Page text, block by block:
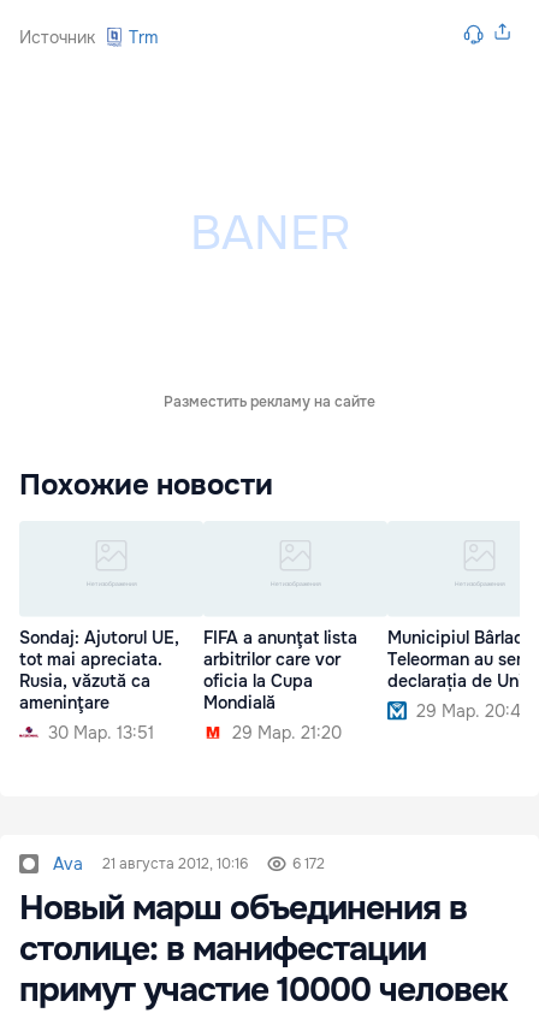
Источник Trm
Разместить рекламу на сайте
Похожие новости
Sondaj: Ajutorul UE,
tot mai apreciata.
Rusia, văzută ca
ameninţare
30 Мар. 13:51
FIFA a anunţat lista
arbitrilor care vor
oficia la Cupa
Mondială
29 Мар. 21:20
Municipiul Bârlad
Teleorman au
declarația de Unire
29 Мар. 20:40
Ava 21 августа 2012, 10:16 6 172
Новый марш объединения в
столице: в манифестации
примут участие 10000 человек